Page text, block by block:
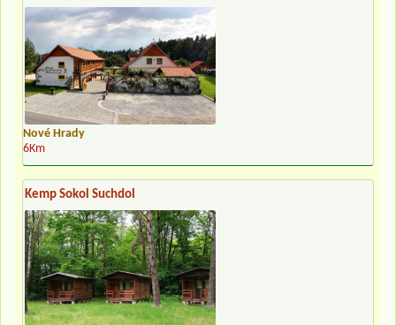
Nové Hrady
6Km
Kemp Sokol Suchdol